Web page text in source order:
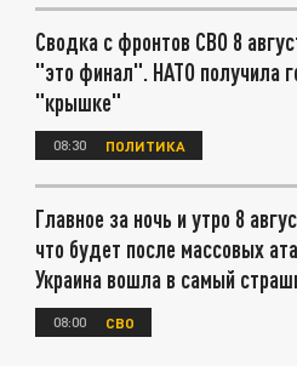
Сводка с фронтов СВО 8
"это финал". НАТО получила
"крышке"
08:30 ПОЛИТИКА
Главное за ночь и утро 8
что будет после массовых
Украина вошла в самый
08:00 СВО